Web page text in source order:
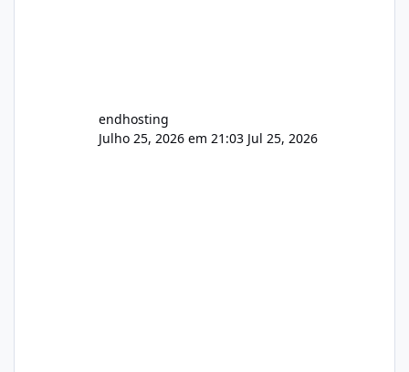
endhosting
Julho 25, 2026 em 21:03 Jul 25, 2026